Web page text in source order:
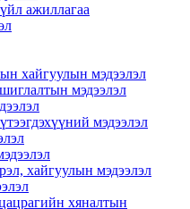
ажиллагаа
хайгуулын мэдээлэл
мэдээлэл
мэдээлэл
хайгуулын мэдээлэл
хяналтын